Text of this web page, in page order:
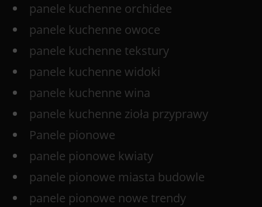
panele kuchenne orchidee
panele kuchenne owoce
panele kuchenne tekstury
panele kuchenne widoki
panele kuchenne wina
panele kuchenne zioła przyprawy
Panele pionowe
panele pionowe kwiaty
panele pionowe miasta budowle
panele pionowe nowe trendy